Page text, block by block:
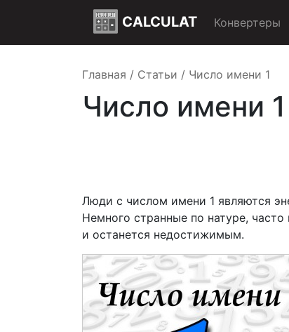
CALCULAT Конвертеры
Главная / Статьи / Число имени 1
Число имени 1
Люди с числом имени 1 являются
Немного странные по натуре,
и останется недостижимым.